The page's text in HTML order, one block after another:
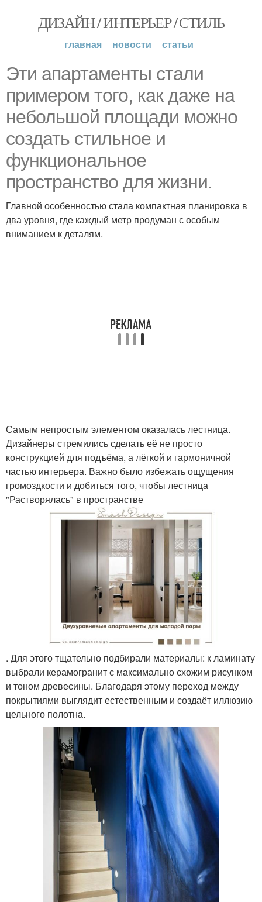
ДИЗАЙН / ИНТЕРЬЕР / СТИЛЬ
главная новости статьи
Эти апартаменты стали
примером того, как даже на
небольшой площади можно
создать стильное и
функциональное
пространство для жизни.
Главной особенностью стала компактная планировка в
два уровня, где каждый метр продуман с особым
вниманием к деталям.
Самым непростым элементом оказалась лестница.
Дизайнеры стремились сделать её не просто
конструкцией для подъёма, а лёгкой и гармоничной
частью интерьера. Важно было избежать ощущения
громоздкости и добиться того, чтобы лестница
"Растворялась" в пространстве
. Для этого тщательно подбирали материалы: к ламинату
выбрали керамогранит с максимально схожим рисунком
и тоном древесины. Благодаря этому переход между
покрытиями выглядит естественным и создаёт иллюзию
цельного полотна.